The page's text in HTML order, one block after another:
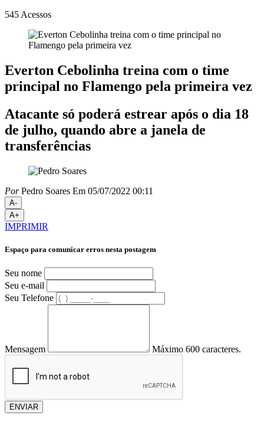
545 Acessos
Everton Cebolinha treina com o time
principal no Flamengo pela primeira vez
Atacante só poderá estrear após o dia 18
de julho, quando abre a janela de
transferências
PorPedro Soares Em 05/07/2022 00:11
A-
A+
IMPRIMIR
Espaço para comunicar erros nesta postagem
Seu nome
Seu e-mail
Seu Telefone
Mensagem Máximo 600 caracteres.
ENVIAR